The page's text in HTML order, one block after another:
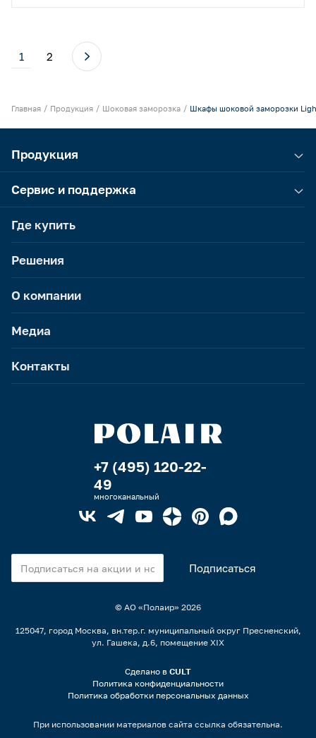
1 2
Главная Продукция Шоковая заморозка Шкафы шоковой заморозки
Продукция
Сервис и поддержка
Где купить
Решения
О компании
Медиа
Контакты
+7 (495) 120-22-
49
многоканальный
© АО «Полаир» 2026
125047, город Москва, вн.тер.г. муниципальный округ Пресненский,
ул. Гашека, д.6, помещение XIX
Сделано в CULT
Политика конфиденциальности
Политика обработки персональных данных
При использовании материалов сайта ссылка обязательна.